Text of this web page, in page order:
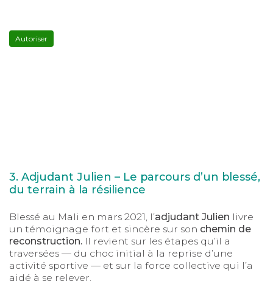
Autoriser
3. Adjudant Julien – Le parcours d’un blessé,
du terrain à la résilience
Blessé au Mali en mars 2021, l’adjudant Julien livre
un témoignage fort et sincère sur son chemin de
reconstruction.Il revient sur les étapes qu’il a
traversées — du choc initial à la reprise d’une
activité sportive — et sur la force collective qui l’a
aidé à se relever.